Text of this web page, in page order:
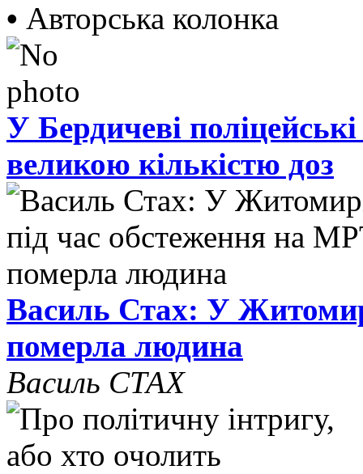
• Авторська колонка
У Бердичеві
великою кількістю доз
Василь Стах: У
померла людина
Василь СТАХ